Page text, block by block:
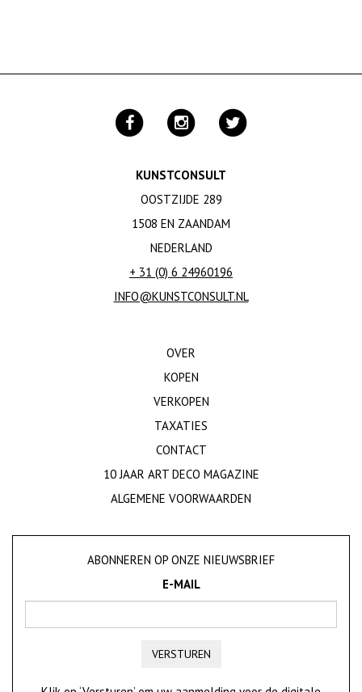
KUNSTCONSULT
OOSTZIJDE 289
1508 EN ZAANDAM
NEDERLAND
+ 31 (0) 6 24960196
INFO@KUNSTCONSULT.NL
OVER
KOPEN
VERKOPEN
TAXATIES
CONTACT
10 JAAR ART DECO MAGAZINE
ALGEMENE VOORWAARDEN
ABONNEREN OP ONZE NIEUWSBRIEF
E-MAIL
VERSTUREN